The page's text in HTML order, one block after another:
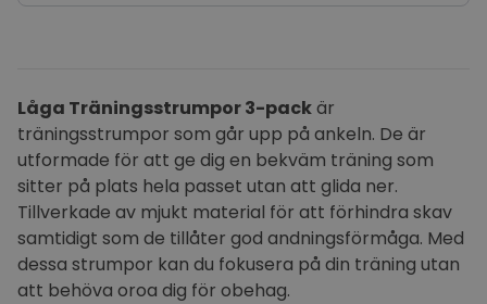
Låga Träningsstrumpor 3-packär
träningsstrumpor som går upp på ankeln. De är
utformade för att ge dig en bekväm träning som
sitter på plats hela passet utan att glida ner.
Tillverkade av mjukt material för att förhindra skav
samtidigt som de tillåter god andningsförmåga. Med
dessa strumpor kan du fokusera på din träning utan
att behöva oroa dig för obehag.